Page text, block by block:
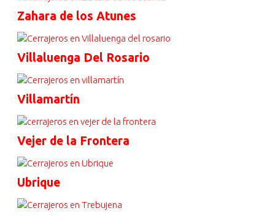
Zahara de los Atunes
Villaluenga Del Rosario
Villamartín
Vejer de la Frontera
Ubrique